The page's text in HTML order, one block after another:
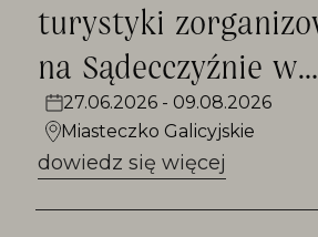
turystyki
na Sądecczyźnie w
fotografii"
27.06.2026 - 09.08.2026
Miasteczko Galicyjskie
dowiedz się więcej